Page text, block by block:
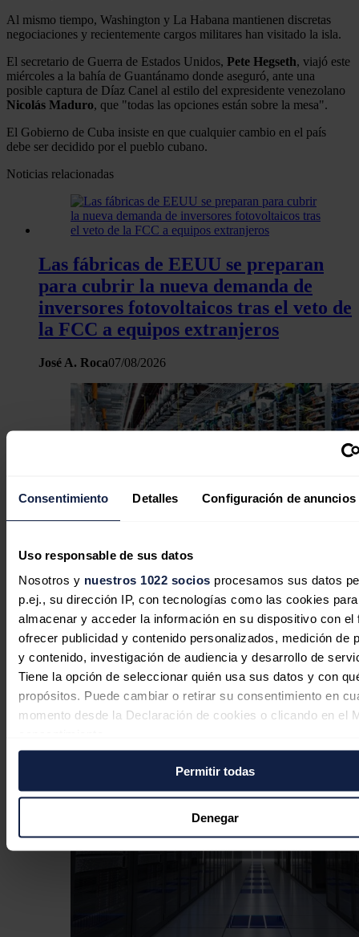
Consentimiento Detalles Configuración de anuncios
Uso responsable de sus datos
Nosotros y nuestros 1022 socios procesamos sus datos
p.ej., su dirección IP, con tecnologías como las cookies para
almacenar y acceder la información en su dispositivo con el
ofrecer publicidad y contenido personalizados, medición de
y contenido, investigación de audiencia y desarrollo de
Tiene la opción de seleccionar quién usa sus datos y con
propósitos. Puede cambiar o retirar su consentimiento en
momento desde la Declaración de cookies o clicando en el
Si lo permite, también quisiéramos:
Recopilar información sobre su ubicación geográfica
puede tener una precisión de varios metros
Identificar su dispositivo analizándolo activamente
características específicas (huellas digitales)
Obtenga más información sobre cómo se procesan sus
personales y establezca sus preferencias en la
Puede cambiar o retirar su consentimiento en cualquier
Permitir todas
Denegar
Al mismo tiempo, Washington y La Habana mantienen discretas
negociaciones y recientemente cargos militares han visitado la isla.
El secretario de Guerra de Estados Unidos, Pete Hegseth, viajó este
miércoles a la bahía de Guantánamo donde aseguró, ante una
posible captura de Díaz Canel al estilo del expresidente venezolano
Nicolás Maduro, que "todas las opciones están sobre la mesa".
El Gobierno de Cuba insiste en que cualquier cambio en el país
debe ser decidido por el pueblo cubano.
Noticias relacionadas
Las fábricas de EEUU se preparan
para cubrir la nueva demanda de
inversores fotovoltaicos tras el veto de
la FCC a equipos extranjeros
José A. Roca07/08/2026
Las previsiones de capacidad de los
centros de datos en EEUU se disparan
un 52%
José A. Roca03/08/2026